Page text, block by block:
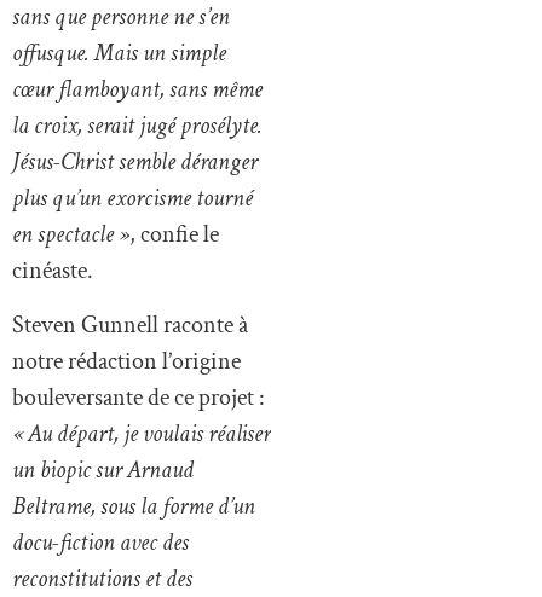
sans que personne ne s’en
offusque. Mais un simple
cœur flamboyant, sans même
la croix, serait jugé prosélyte.
Jésus-Christ semble déranger
plus qu’un exorcisme tourné
en spectacle », confie le
cinéaste.
Steven Gunnell raconte à
notre rédaction l’origine
bouleversante de ce projet :
« Au départ, je voulais réaliser
un biopic sur Arnaud
Beltrame, sous la forme d’un
docu-fiction avec des
reconstitutions et des